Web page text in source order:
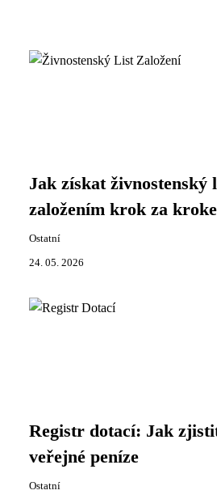
Jak získat živnostenský
založením krok za
Ostatní
24. 05. 2026
Registr dotací: Jak
veřejné peníze
Ostatní